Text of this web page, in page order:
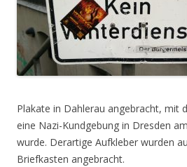
Plakate in Dahlerau angebracht, mit
eine Nazi-Kundgebung in Dresden
wurde. Derartige Aufkleber wurden
Briefkasten angebracht.